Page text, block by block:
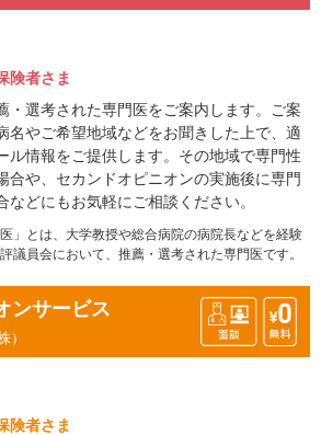
険者さま
・選考された専門医をご案内します。ご案
名やご希望地域などをお聞きした上で、適
ル情報をご提供します。その地域で専門性
合や、セカンドオピニオンの実施後に専門
などにもお気軽にご相談ください。
」とは、大学教授や総合病院の病院長などを経験
議員会において、推薦・選考された専門医です。
ンサービス
）
険者さま